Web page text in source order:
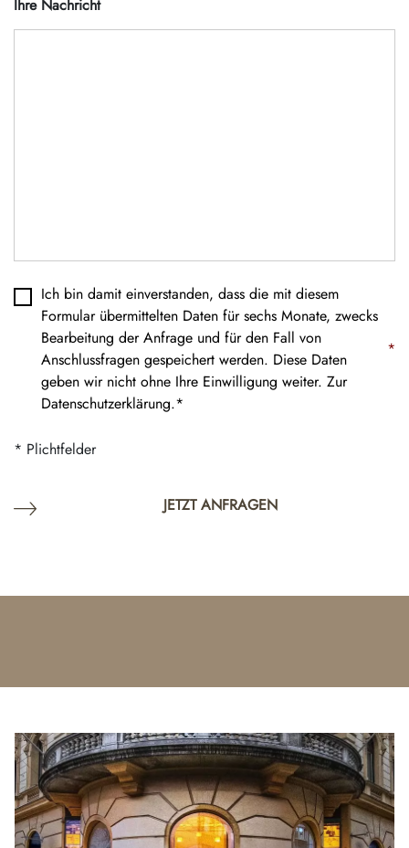
Ihre Nachricht
Datenschutz *
Ich bin damit einverstanden, dass die mit diesem
Formular übermittelten Daten für sechs Monate, zwecks
Bearbeitung der Anfrage und für den Fall von
Anschlussfragen gespeichert werden. Diese Daten
geben wir nicht ohne Ihre Einwilligung weiter. Zur
Datenschutzerklärung.*
*
* Plichtfelder